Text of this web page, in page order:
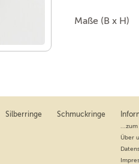
Maße (B x H)
Silberringe Schmuckringe
Über